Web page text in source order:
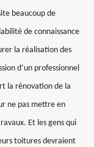
beaucoup de
de connaissance
la réalisation des
d’un professionnel
la rénovation de la
ne pas mettre en
Et les gens qui
toitures devraient